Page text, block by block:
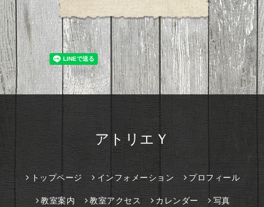
アトリエＹ
トップページ インフォメーション プロフィール
教室案内 教室アクセス カレンダー 写真